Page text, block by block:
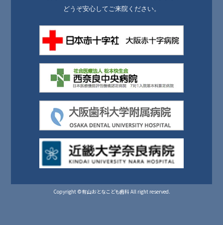
どうぞ安心してご来院ください。
Copyright ©有山おとなこども歯科 All right reserved.